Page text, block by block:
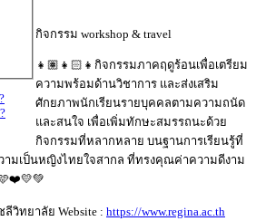
กิจกรรม workshop & travel
👧🏽👧🏻👧กิจกรรมภาคฤดูร้อนเพื่อเตรียม
ความพร้อมด้านวิชาการ และส่งเสริม
ศักยภาพนักเรียนรายบุคคลตามความถนัด
และสนใจ เพื่อเพิ่มทักษะสมรรถนะด้วย
กิจกรรมที่หลากหลาย บนฐานการเรียนรู้ที่
มเป็นหญิงไทยใจสากล ที่ทรงคุณค่าความดีงาม
ลีวิทยาลัย Website : https://www.regina.ac.th